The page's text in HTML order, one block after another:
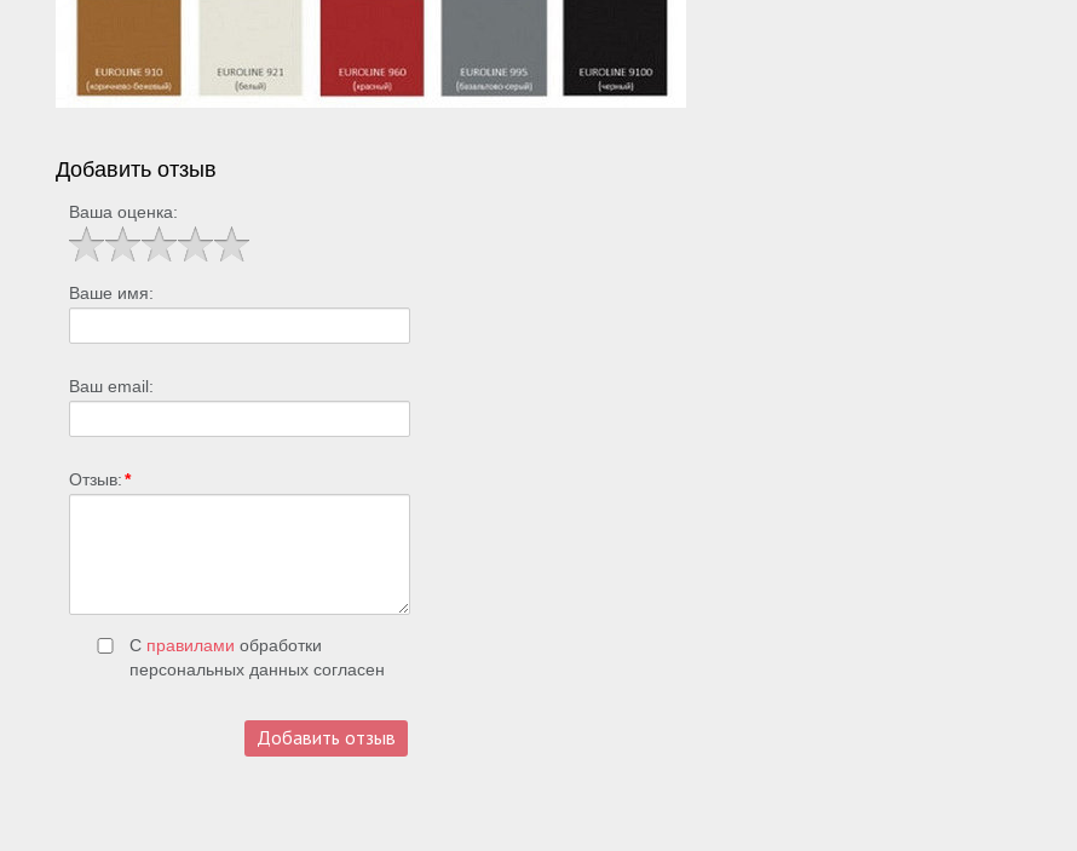
Добавить отзыв
Ваша оценка:
Ваше имя:
Ваш email:
Отзыв:*
С правилами обработки
персональных данных согласен